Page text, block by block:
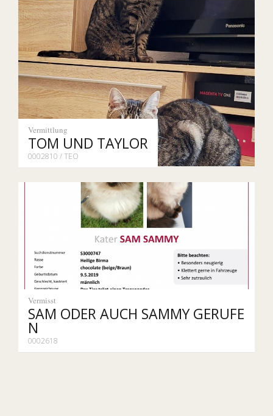
Vermittlung
TOM UND TAYLOR
0002810 / TEO
Vermisst
SAM ODER AUCH SAMMY GERUFE
N
0002618